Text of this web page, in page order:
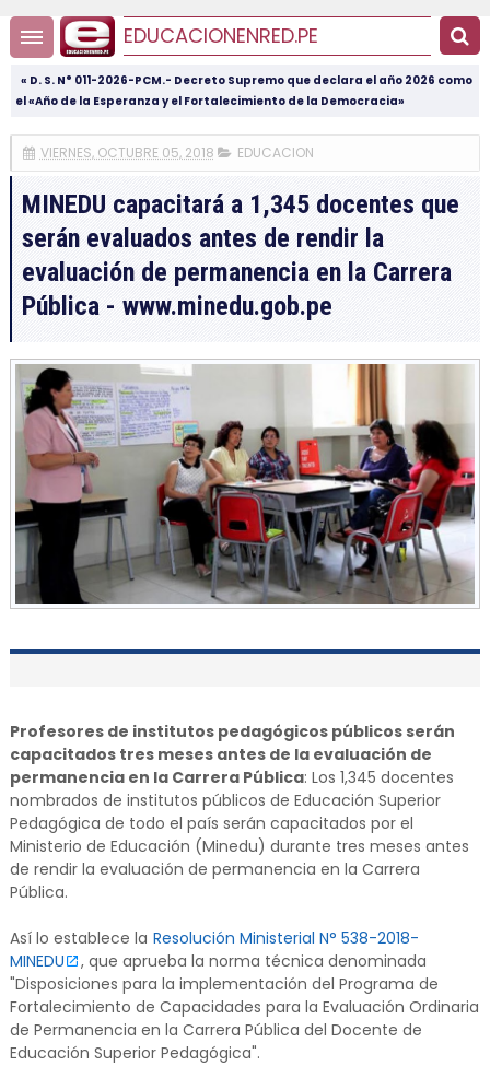
EDUCACIONENRED.PE
« D. S. N° 011-2026-PCM.- Decreto Supremo que declara el año 2026 como
el «Año de la Esperanza y el Fortalecimiento de la Democracia»
VIERNES, OCTUBRE 05, 2018 EDUCACION
MINEDU capacitará a 1,345 docentes que
serán evaluados antes de rendir la
evaluación de permanencia en la Carrera
Pública - www.minedu.gob.pe
Profesores de institutos pedagógicos públicos serán
capacitados tres meses antes de la evaluación de
permanencia en la Carrera Pública: Los 1,345 docentes
nombrados de institutos públicos de Educación Superior
Pedagógica de todo el país serán capacitados por el
Ministerio de Educación (Minedu) durante tres meses antes
de rendir la evaluación de permanencia en la Carrera
Pública.
Así lo establece la Resolución Ministerial N° 538-2018-
MINEDU
, que aprueba la norma técnica denominada
"Disposiciones para la implementación del Programa de
Fortalecimiento de Capacidades para la Evaluación Ordinaria
de Permanencia en la Carrera Pública del Docente de
Educación Superior Pedagógica".